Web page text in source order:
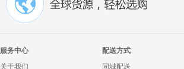
服务中心
关于我们
配送方式
同城配送